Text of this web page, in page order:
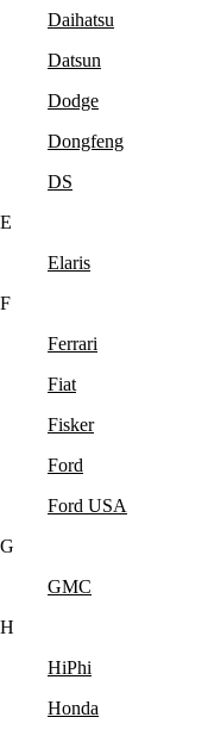
Daihatsu
Datsun
Dodge
Dongfeng
DS
E
Elaris
F
Ferrari
Fiat
Fisker
Ford
Ford USA
G
GMC
H
HiPhi
Honda